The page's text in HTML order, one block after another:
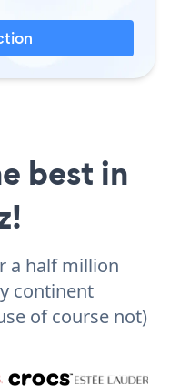
best in
a half million
continent
of course not)